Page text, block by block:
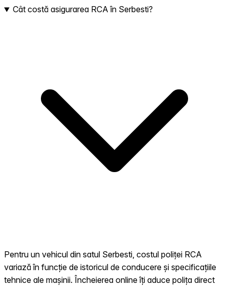
Cât costă asigurarea RCA în Serbesti?
Pentru un vehicul din satul Serbesti, costul poliței RCA
variază în funcție de istoricul de conducere și specificațiile
tehnice ale mașinii. Încheierea online îți aduce polița direct